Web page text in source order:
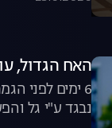
האח הגדול, עונה 8, פרק 62: הדמעות
6 ימים לפני
נבגד ע"י גל